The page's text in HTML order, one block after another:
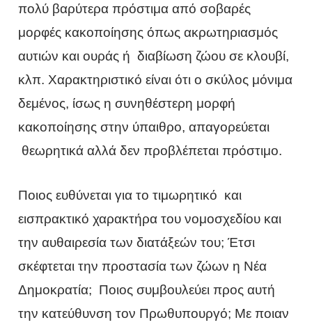
πολύ βαρύτερα πρόστιμα από σοβαρές
μορφές κακοποίησης όπως ακρωτηριασμός
αυτιών και ουράς ή διαβίωση ζώου σε κλουβί,
κλπ. Χαρακτηριστικό είναι ότι ο σκύλος μόνιμα
δεμένος, ίσως η συνηθέστερη μορφή
κακοποίησης στην ύπαιθρο, απαγορεύεται
θεωρητικά αλλά δεν προβλέπεται πρόστιμο.
Ποιος ευθύνεται για το τιμωρητικό και
εισπρακτικό χαρακτήρα του νομοσχεδίου και
την αυθαιρεσία των διατάξεών του; Έτσι
σκέφτεται την προστασία των ζώων η Νέα
Δημοκρατία; Ποιος συμβουλεύει προς αυτή
την κατεύθυνση τον Πρωθυπουργό; Με ποιαν